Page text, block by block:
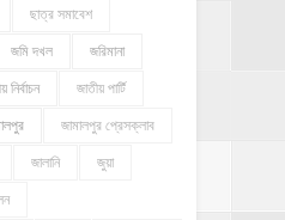
ছাত্র সমাবেশ
জমি দখল জরিমানা
নির্বাচন জাতীয় পার্টি
জামালপুর প্রেসক্লাব
জালানি জুয়া